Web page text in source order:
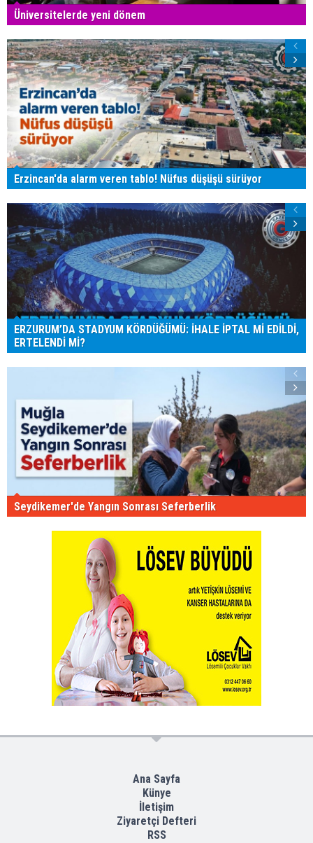
Üniversitelerde yeni dönem
Erzincan'da alarm veren tablo! Nüfus düşüşü sürüyor
ERZURUM’DA STADYUM KÖRDÜĞÜMÜ: İHALE İPTAL Mİ EDİLDİ,
ERTELENDİ Mİ?
Seydikemer'de Yangın Sonrası Seferberlik
Ana Sayfa
Künye
İletişim
Ziyaretçi Defteri
RSS